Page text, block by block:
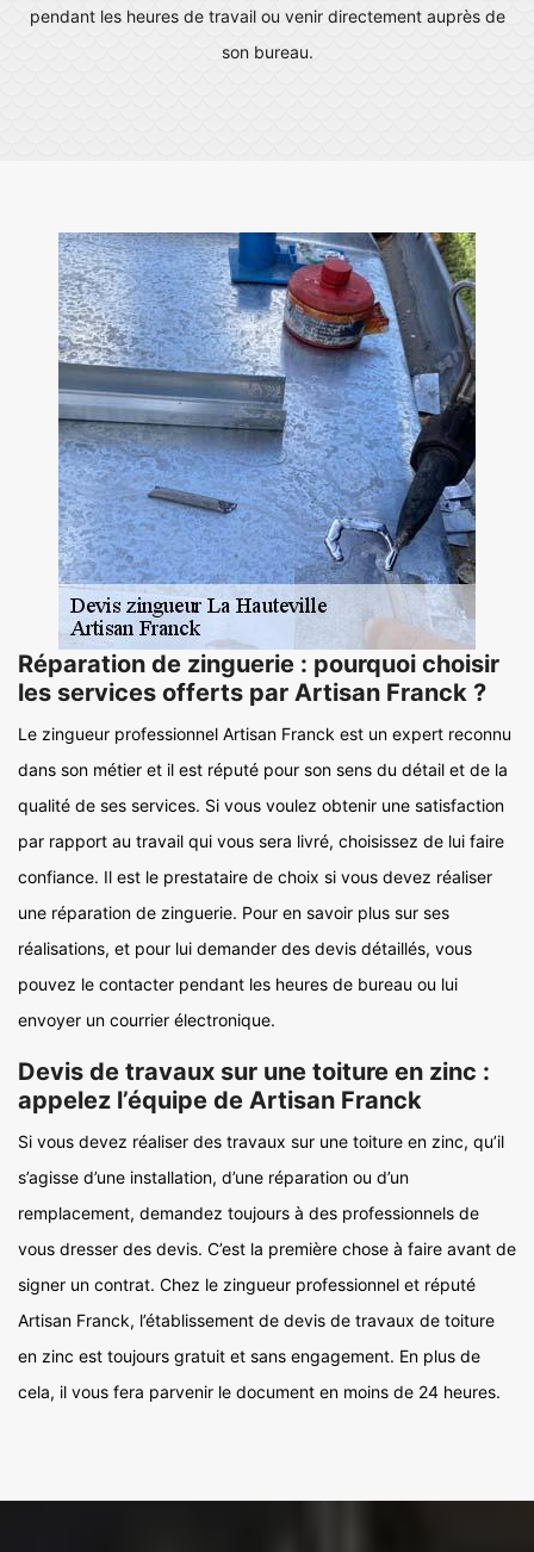
pendant les heures de travail ou venir directement auprès de
son bureau.
Réparation de zinguerie : pourquoi choisir
les services offerts par Artisan Franck ?
Le zingueur professionnel Artisan Franck est un expert reconnu
dans son métier et il est réputé pour son sens du détail et de la
qualité de ses services. Si vous voulez obtenir une satisfaction
par rapport au travail qui vous sera livré, choisissez de lui faire
confiance. Il est le prestataire de choix si vous devez réaliser
une réparation de zinguerie. Pour en savoir plus sur ses
réalisations, et pour lui demander des devis détaillés, vous
pouvez le contacter pendant les heures de bureau ou lui
envoyer un courrier électronique.
Devis de travaux sur une toiture en zinc :
appelez l’équipe de Artisan Franck
Si vous devez réaliser des travaux sur une toiture en zinc, qu’il
s’agisse d’une installation, d’une réparation ou d’un
remplacement, demandez toujours à des professionnels de
vous dresser des devis. C’est la première chose à faire avant de
signer un contrat. Chez le zingueur professionnel et réputé
Artisan Franck, l’établissement de devis de travaux de toiture
en zinc est toujours gratuit et sans engagement. En plus de
cela, il vous fera parvenir le document en moins de 24 heures.